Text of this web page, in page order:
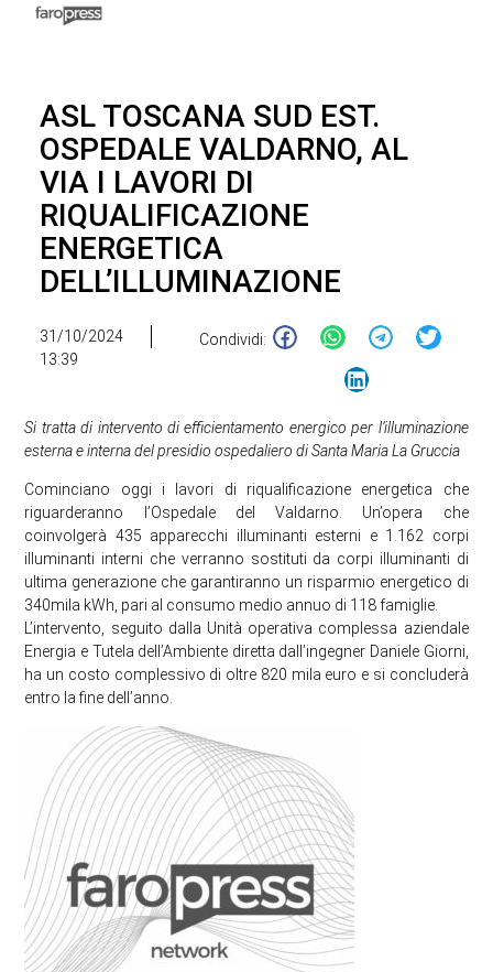
ASL TOSCANA SUD EST.
OSPEDALE VALDARNO, AL
VIA I LAVORI DI
RIQUALIFICAZIONE
ENERGETICA
DELL’ILLUMINAZIONE
31/10/2024
13:39
Condividi:
Si tratta di intervento di efficientamento energico per l’illuminazione
esterna e interna del presidio ospedaliero di Santa Maria La Gruccia
Cominciano oggi i lavori di riqualificazione energetica che
riguarderanno l’Ospedale del Valdarno. Un’opera che
coinvolgerà 435 apparecchi illuminanti esterni e 1.162 corpi
illuminanti interni che verranno sostituti da corpi illuminanti di
ultima generazione che garantiranno un risparmio energetico di
340mila kWh, pari al consumo medio annuo di 118 famiglie.
L’intervento, seguito dalla Unità operativa complessa aziendale
Energia e Tutela dell’Ambiente diretta dall’ingegner Daniele Giorni,
ha un costo complessivo di oltre 820 mila euro e si concluderà
entro la fine dell’anno.